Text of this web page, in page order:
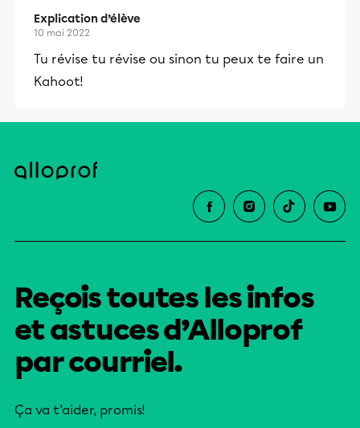
Explication d’élève
10 mai 2022
Tu révise tu révise ou sinon tu peux te faire un
Kahoot!
Reçois toutes les infos
et astuces d’Alloprof
par courriel.
Ça va t’aider, promis!